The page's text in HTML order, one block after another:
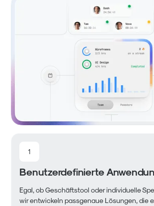
1
Benutzerdefinierte
Egal, ob Geschäftstool oder individuelle
wir entwickeln passgenaue Lösungen, die